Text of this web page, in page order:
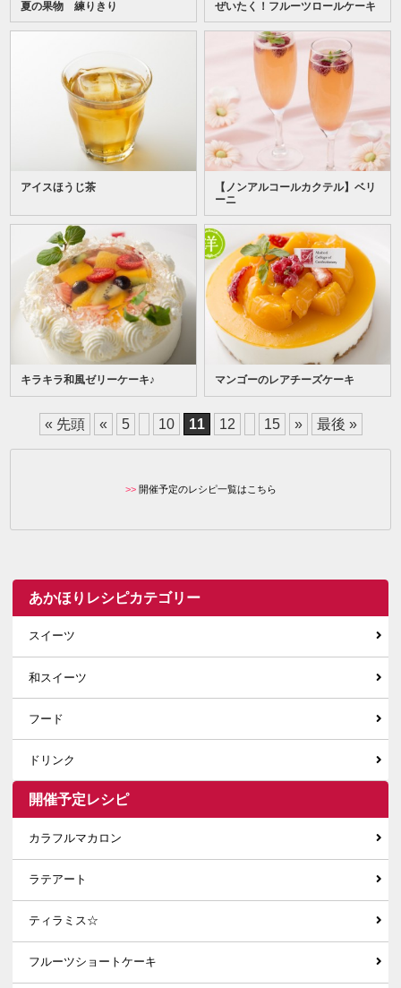
夏の果物 練りきり ぜいたく！フルーツロールケーキ
アイスほうじ茶
【ノンアルコールカクテル】ベリ
ーニ
キラキラ和風ゼリーケーキ♪ マンゴーのレアチーズケーキ
« 先頭 « 5 10 11 12 15 » 最後 »
開催予定のレシピ一覧はこちら
あかほりレシピカテゴリー
スイーツ
和スイーツ
フード
ドリンク
開催予定レシピ
カラフルマカロン
ラテアート
ティラミス☆
フルーツショートケーキ